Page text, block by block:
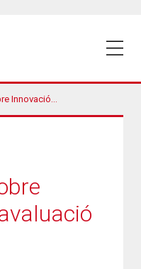
Avaluació De L’OPRE